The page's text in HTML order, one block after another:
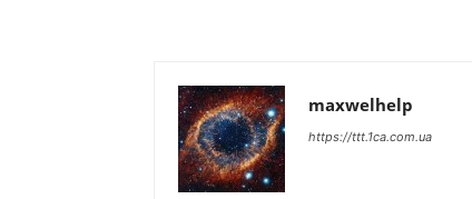
maxwelhelp
https://ttt.1ca.com.ua